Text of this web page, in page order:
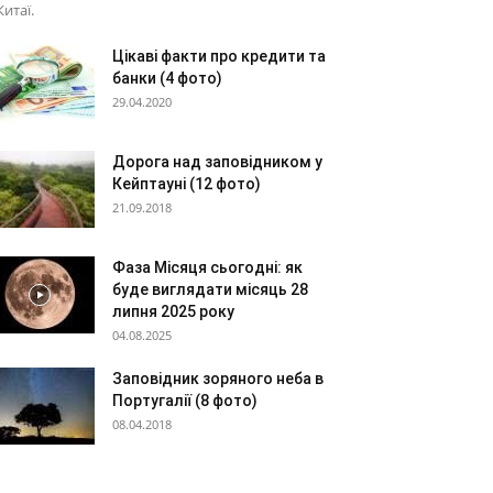
Цікаві факти про кредити та
банки (4 фото)
29.04.2020
Дорога над заповідником у
Кейптауні (12 фото)
21.09.2018
Фаза Місяця сьогодні: як
буде виглядати місяць 28
липня 2025 року
04.08.2025
Заповідник зоряного неба в
Португалії (8 фото)
08.04.2018